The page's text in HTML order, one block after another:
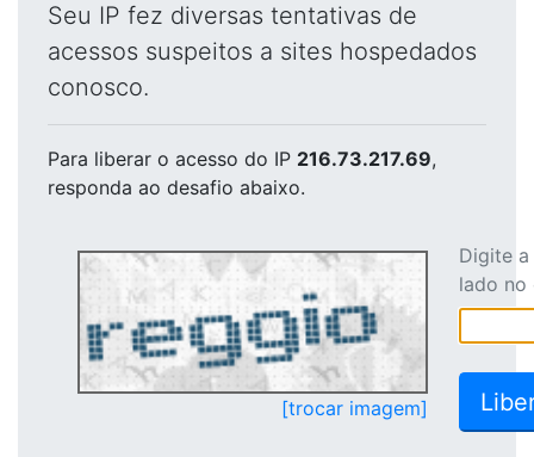
Seu IP fez diversas tentativas de
acessos suspeitos a sites hospedados
conosco.
Para liberar o acesso do IP 216.73.217.69,
responda ao desafio abaixo.
[trocar imagem]
Digite
lado no